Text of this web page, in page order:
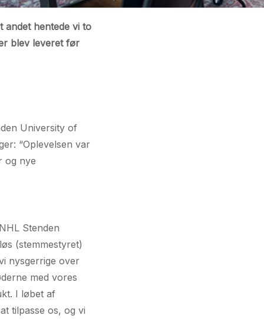
andet hentede vi to
blev leveret før
University of
“Oplevelsen var
og nye
Stenden
(stemmestyret)
nysgerrige over
med vores
I løbet af
tilpasse os, og vi